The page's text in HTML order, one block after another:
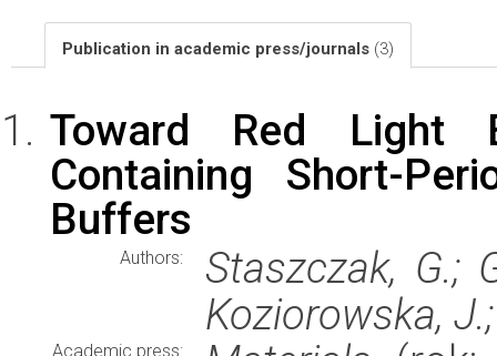
Publication in academic press/journals (3)
Toward Red Light
Containing Short-
Buffers
Authors:
Staszczak, G.;
Koziorowska,
Academic press: